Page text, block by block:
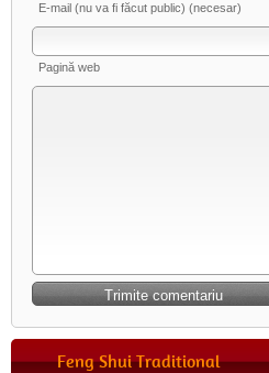
E-mail (nu va fi făcut public) (necesar)
Pagină web
Feng Shui Traditional